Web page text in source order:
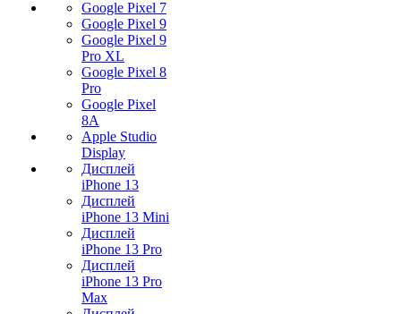
Google Pixel 7
Google Pixel 9
Google Pixel 9
Pro XL
Google Pixel 8
Pro
Google Pixel
8A
Apple Studio
Display
Дисплей
iPhone 13
Дисплей
iPhone 13 Mini
Дисплей
iPhone 13 Pro
Дисплей
iPhone 13 Pro
Max